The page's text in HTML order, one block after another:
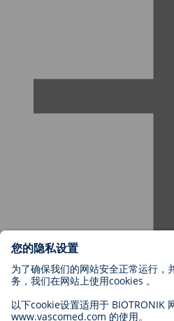
欢迎加入百多力
为何选择加入百多力？
申请
职业机遇